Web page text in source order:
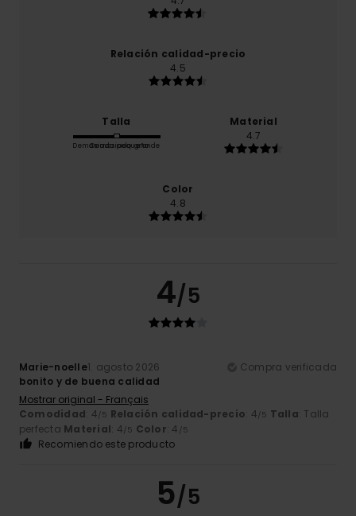
Relación calidad-precio
4.5
Talla
Demasiado pequeño
Demasiado grande
Material
4.7
Color
4.8
4/5
Marie-noelle1. agosto 2026
Compra verificada
bonito y de buena calidad
Mostrar original - Français
Comodidad: 4/5 Relación calidad-precio: 4/5 Talla: Talla
perfecta Material: 4/5 Color: 4 /5
Recomiendo este producto
5/5